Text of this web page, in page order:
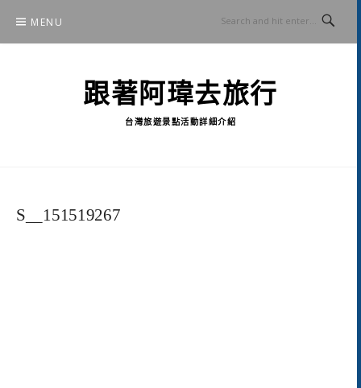
content
MENU
跟著阿瑋去旅行
台灣旅遊景點活動詳細介紹
S__151519267